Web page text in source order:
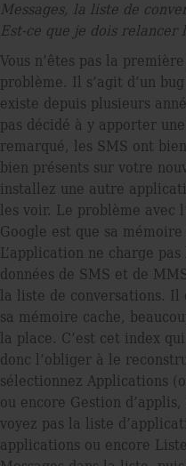
Messages, la liste de
Est-ce que je dois relancer
Vous n’êtes pas la
problème. Il s’agit d’un
existe depuis plusieurs
pas décidé à y apporter
remarqué, les SMS ont
bien présents sur votre
installez une autre
les voir. Le problème avec
Google est que sa
L’application ne charge
données de SMS et de
la liste de conversations. Il
sa mémoire cache,
la place. C’est cet index
donc l’obliger à le
sélectionnez Applications
ou encore Gestion
voyez pas la liste
applications ou encore